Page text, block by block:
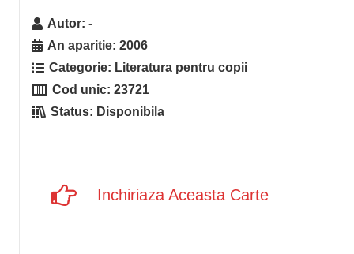
Autor:-
An aparitie:2006
Categorie: Literatura pentru copii
Cod unic:23721
Status: Disponibila
Inchiriaza Aceasta Carte